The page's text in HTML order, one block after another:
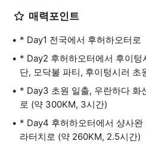
매력포인트
* Day1 전국에서 후허하오터로
* Day2 후허하오터에서 후이텅
단, 모닥불 파티, 후이텅시러 초
* Day3 초원 일출, 우란하다 화
로 (약 300KM, 3시간)
* Day4 후허하오터에서 샹사
라터치로 (약 260KM, 2.5시간)